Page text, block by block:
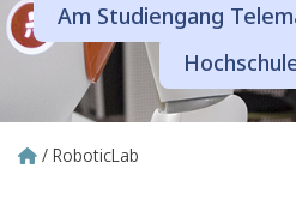
Am Studiengang
Pfadnavigation
RoboticLab